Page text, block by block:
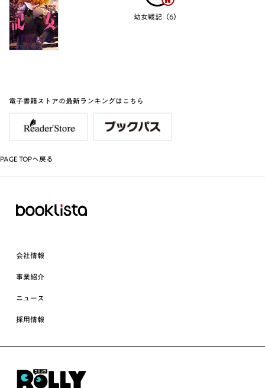
幼女戦記（6）
電子書籍ストアの最新ランキングはこちら
PAGE TOPへ戻る
会社情報
事業紹介
ニュース
採用情報